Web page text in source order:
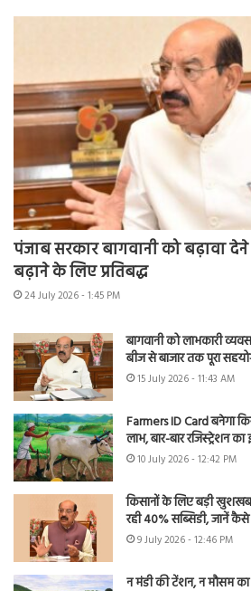
पंजाब सरकार बागवानी को बढ़ावा
बढ़ाने के लिए प्रतिबद्ध
24 July 2026 - 1:45 PM
बागवानी को लाभकारी
बीज से बाजार तक पूरा
15 July 2026 - 11:43 AM
Farmers ID Card बनेगा
लाभ, बार-बार रजिस्ट्रेशन
10 July 2026 - 12:42 PM
किसानों के लिए बड़ी
रही 40% सब्सिडी, जानें
9 July 2026 - 12:46 PM
न मंडी की टेंशन, न मौसम